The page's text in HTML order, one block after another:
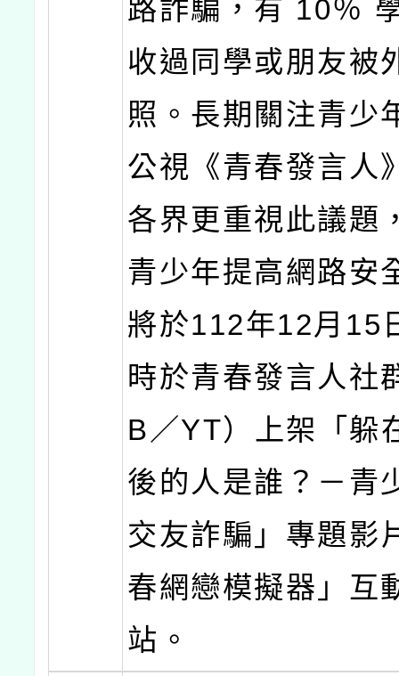
路詐騙，有 10％
收過同學或朋友被
照。長期關注青少
公視《青春發言人
各界更重視此議題
青少年提高網路安
將於112年12月15
時於青春發言人社
B／YT）上架「躲
後的人是誰？－青
交友詐騙」專題影
春網戀模擬器」互
站。